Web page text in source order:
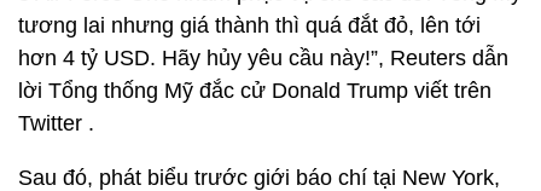
tương lai nhưng giá thành thì quá đắt đỏ, lên tới
hơn 4 tỷ USD. Hãy hủy yêu cầu này!”, Reuters dẫn
lời Tổng thống Mỹ đắc cử Donald Trump viết trên
Twitter .
Sau đó, phát biểu trước giới báo chí tại New York,